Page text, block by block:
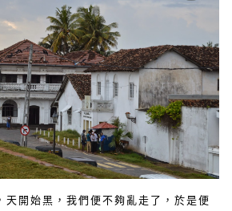
天開始黑，我們便不夠亂走了，於是便